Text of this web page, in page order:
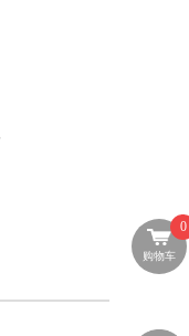
购物车
0